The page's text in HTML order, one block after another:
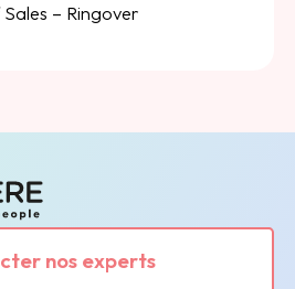
– Ringover
nos experts